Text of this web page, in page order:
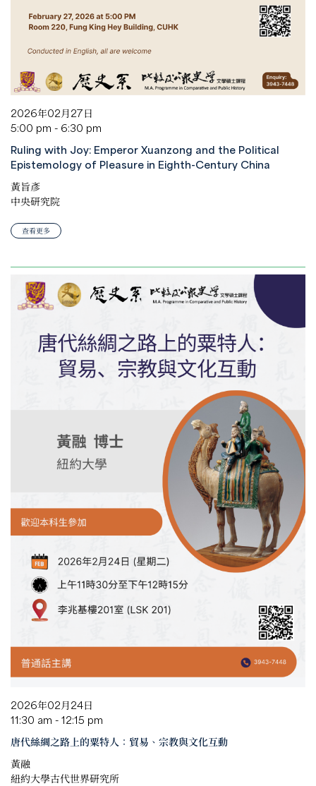
2026年02月27日
5:00 pm - 6:30 pm
Ruling with Joy: Emperor Xuanzong and the Political
Epistemology of Pleasure in Eighth-Century China
黃旨彥
中央研究院
查看更多
2026年02月24日
11:30 am - 12:15 pm
唐代絲綢之路上的粟特人：貿易、宗教與文化互動
黃融
紐約大學古代世界研究所